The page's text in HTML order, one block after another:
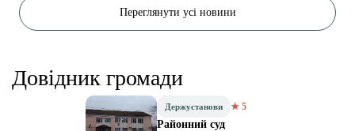
Переглянути усі новини
Довідник громади
Держустанови ★ 5
Районний суд